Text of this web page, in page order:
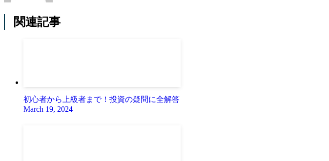
関連記事
初心者から上級者まで！投資の疑問に全解答
March 19, 2024